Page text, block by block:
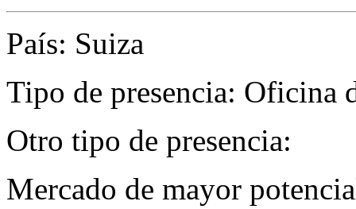
País: Suiza
Tipo de presencia: Oficina
Otro tipo de presencia:
Mercado de mayor